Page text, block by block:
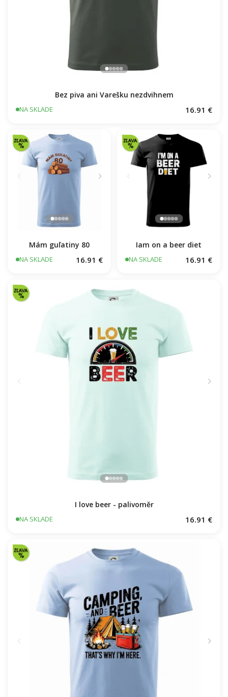
Bez piva ani Varešku nezdvihnem
NA SKLADE 16.91 €
Mám guľatiny 80
NA SKLADE 16.91 €
Iam on a beer diet
NA SKLADE 16.91 €
I love beer - palivoměr
NA SKLADE 16.91 €